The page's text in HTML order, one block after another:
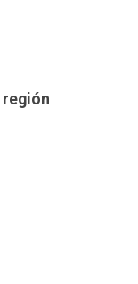
región